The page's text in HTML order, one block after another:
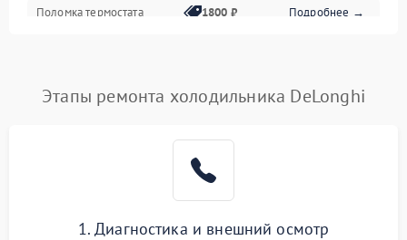
Поломка термостата 1800 ₽ Подробнее →
Поломка системы No Frost 2600 ₽ Подробнее →
Этапы ремонта холодильника DeLonghi
1. Диагностика и внешний осмотр